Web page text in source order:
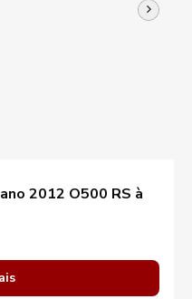
2012 O500 RS à